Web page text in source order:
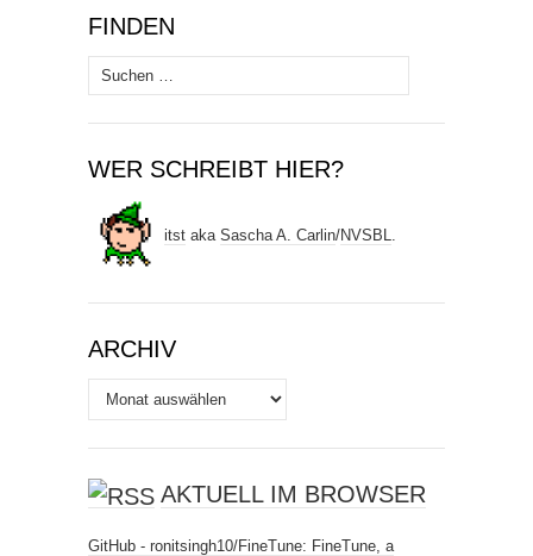
FINDEN
Suchen
nach:
WER SCHREIBT HIER?
itst aka Sascha A. Carlin/NVSBL.
ARCHIV
Archiv
AKTUELL IM BROWSER
GitHub - ronitsingh10/FineTune: FineTune, a